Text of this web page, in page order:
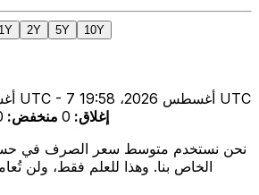
1Y 2Y 5Y 10Y
7 أغسطس 2026، 19:58 UTC - 7 أغسطس 2026، 19:58 UTC
إغلاق:
0 منخفض:
نحن نستخدم متوسط سعر الصرف في
الخاص بنا. وهذا للعلم فقط، ولن